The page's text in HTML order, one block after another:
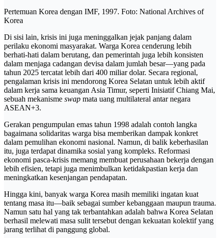
Pertemuan Korea dengan IMF, 1997. Foto: National Archives of
Korea
Di sisi lain, krisis ini juga meninggalkan jejak panjang dalam
perilaku ekonomi masyarakat. Warga Korea cenderung lebih
berhati-hati dalam berutang, dan pemerintah juga lebih konsisten
dalam menjaga cadangan devisa dalam jumlah besar—yang pada
tahun 2025 tercatat lebih dari 400 miliar dolar. Secara regional,
pengalaman krisis ini mendorong Korea Selatan untuk lebih aktif
dalam kerja sama keuangan Asia Timur, seperti Inisiatif Chiang Mai,
sebuah mekanisme swap mata uang multilateral antar negara
ASEAN+3.
Gerakan pengumpulan emas tahun 1998 adalah contoh langka
bagaimana solidaritas warga bisa memberikan dampak konkret
dalam pemulihan ekonomi nasional. Namun, di balik keberhasilan
itu, juga terdapat dinamika sosial yang kompleks. Reformasi
ekonomi pasca-krisis memang membuat perusahaan bekerja dengan
lebih efisien, tetapi juga menimbulkan ketidakpastian kerja dan
meningkatkan kesenjangan pendapatan.
Hingga kini, banyak warga Korea masih memiliki ingatan kuat
tentang masa itu—baik sebagai sumber kebanggaan maupun trauma.
Namun satu hal yang tak terbantahkan adalah bahwa Korea Selatan
berhasil melewati masa sulit tersebut dengan kekuatan kolektif yang
jarang terlihat di panggung global.